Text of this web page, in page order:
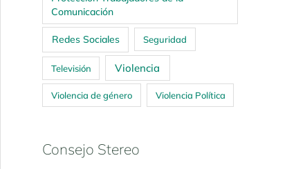
Comunicación
Redes Sociales Seguridad
Televisión Violencia
Violencia de género Violencia Política
Consejo Stereo